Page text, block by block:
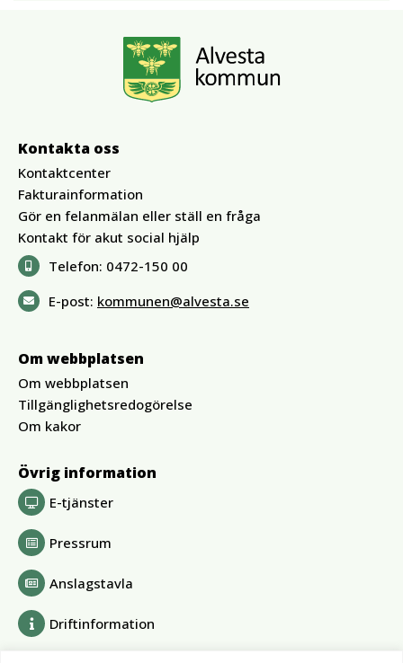
Kontakta oss
Kontaktcenter
Fakturainformation
Gör en felanmälan eller ställ en fråga
Kontakt för akut social hjälp
Telefon: 0472-150 00
E-post: kommunen@alvesta.se
Om webbplatsen
Om webbplatsen
Tillgänglighetsredogörelse
Om kakor
Övrig information
E-tjänster
Pressrum
Anslagstavla
Driftinformation